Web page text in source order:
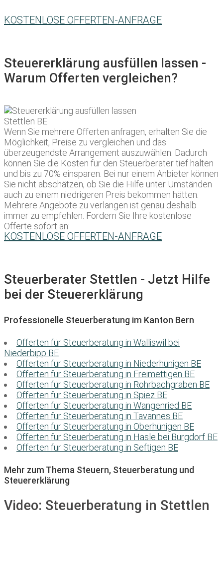
KOSTENLOSE OFFERTEN-ANFRAGE
Steuererklärung ausfüllen lassen -
Warum Offerten vergleichen?
Wenn Sie mehrere Offerten anfragen, erhalten Sie die
Möglichkeit, Preise zu vergleichen und das
überzeugendste Arrangement auszuwählen. Dadurch
können Sie die Kosten für den Steuerberater tief halten
und bis zu 70% einsparen. Bei nur einem Anbieter können
Sie nicht abschätzen, ob Sie die Hilfe unter Umständen
auch zu einem niedrigeren Preis bekommen hätten.
Mehrere Angebote zu verlangen ist genau deshalb
immer zu empfehlen. Fordern Sie Ihre kostenlose
Offerte sofort an:
KOSTENLOSE OFFERTEN-ANFRAGE
Steuerberater Stettlen - Jetzt Hilfe
bei der Steuererklärung
Professionelle Steuerberatung im Kanton Bern
Offerten für Steuerberatung in Walliswil bei
Niederbipp BE
Offerten für Steuerberatung in Niederhünigen BE
Offerten für Steuerberatung in Freimettigen BE
Offerten für Steuerberatung in Rohrbachgraben BE
Offerten für Steuerberatung in Spiez BE
Offerten für Steuerberatung in Wangenried BE
Offerten für Steuerberatung in Tavannes BE
Offerten für Steuerberatung in Oberhünigen BE
Offerten für Steuerberatung in Hasle bei Burgdorf BE
Offerten für Steuerberatung in Seftigen BE
Mehr zum Thema Steuern, Steuerberatung und
Steuererklärung
Video: Steuerberatung in Stettlen